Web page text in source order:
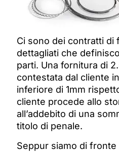
Ci sono dei contratti di
dettagliati che
parti. Una fornitura di
contestata dal cliente
inferiore di 1mm
cliente procede allo
all’addebito di una
titolo di penale.
Seppur siamo di